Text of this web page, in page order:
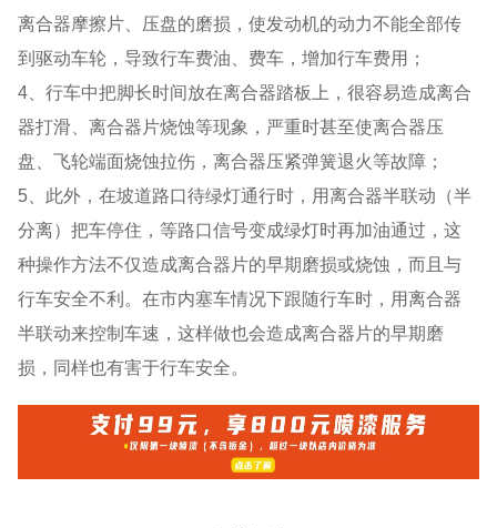
离合器摩擦片、压盘的磨损，使发动机的动力不能全部传
到驱动车轮，导致行车费油、费车，增加行车费用；
4、行车中把脚长时间放在离合器踏板上，很容易造成离合
器打滑、离合器片烧蚀等现象，严重时甚至使离合器压
盘、飞轮端面烧蚀拉伤，离合器压紧弹簧退火等故障；
5、此外，在坡道路口待绿灯通行时，用离合器半联动（半
分离）把车停住，等路口信号变成绿灯时再加油通过，这
种操作方法不仅造成离合器片的早期磨损或烧蚀，而且与
行车安全不利。在市内塞车情况下跟随行车时，用离合器
半联动来控制车速，这样做也会造成离合器片的早期磨
损，同样也有害于行车安全。